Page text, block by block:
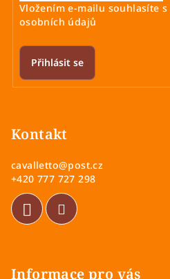
Vložením e-mailu souhlasíte s
osobních údajů
Přihlásit se
Kontakt
cavalletto@post.cz
+420 777 727 298
Informace pro vás